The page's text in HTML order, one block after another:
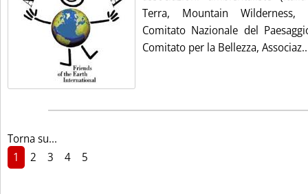
Terra, Mountain Wilderness,
Comitato Nazionale del
Comitato per la Bellezza,
Torna su...
1
2 3 4 5